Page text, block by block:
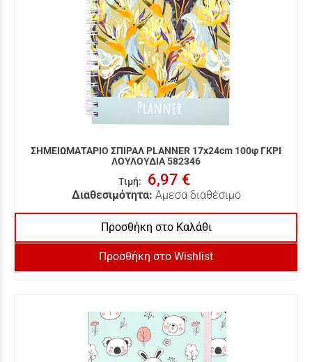
ΣΗΜΕΙΩΜΑΤΑΡΙΟ ΣΠΙΡΑΛ PLANNER 17x24cm 100φ ΓΚΡΙ
ΛΟΥΛΟΥΔΙΑ 582346
Τιμή: 6,97 €
Διαθεσιμότητα: Άμεσα διαθέσιμο
Προσθήκη στο Καλάθι
Προσθήκη στο Wishlist